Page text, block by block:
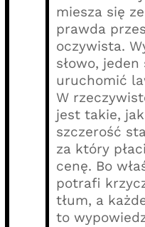
miesza się
prawda
oczywista.
słowo,
uruchomić
W
jest takie,
szczerość
za który
cenę. Bo
potrafi
tłum, a
to